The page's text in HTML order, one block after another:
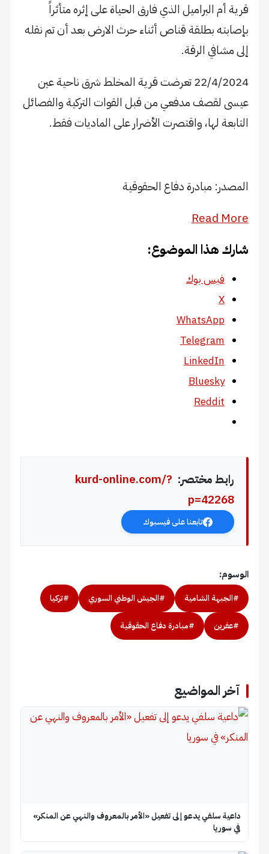
قرية أم البراميل الذي فارق الحياة على إثره متأثراً
بإصابته بطلقة قناص أثناء حرث الارض بعد أن تم نقله
إلى مشافي الرقة.
22/4/2024 تعرضت قرية المخلط شرق ناحية عين
عيسى لقصف مدفعي من قبل القوات التركية والفصائل
التابعة لها، واقتصرت الأضرار على الماديات فقط.
المصدر: مبادرة دفاع الحقوقية
Read More
شارك هذا الموضوع:
فيس بوك
X
WhatsApp
Telegram
LinkedIn
Bluesky
Reddit
رابط مختصر: kurd-online.com/?
p=42268
تابعنا على فيسبوك
الوسوم:
#الجبهة الشامية #الجيش الوطني السوري #تركيا
#عفرين #مبادرة دفاع الحقوقية
آخر المواضيع
داعية سلفي يدعو إلى تفعيل «الأمر بالمعروف والنهي عن المنكر»
في سوريا